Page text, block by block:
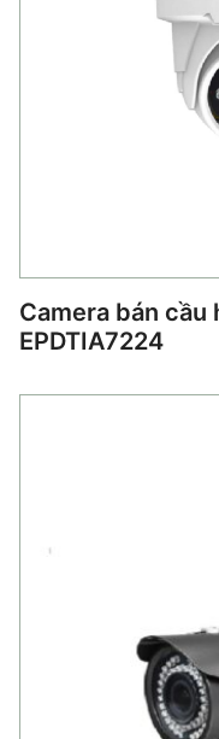
Camera bán cầu
EPDTIA7224